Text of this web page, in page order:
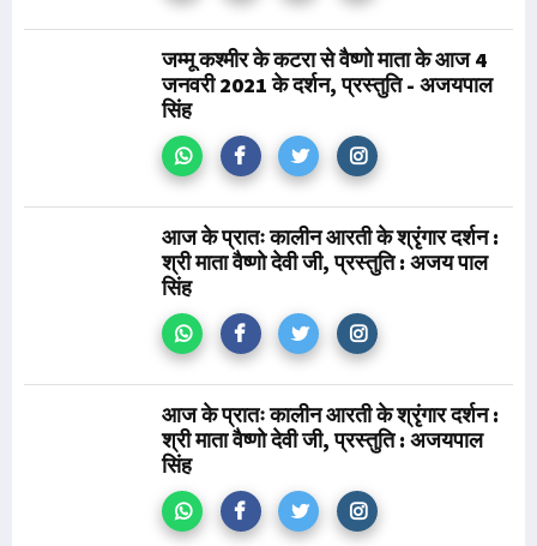
जम्मू कश्मीर के कटरा से वैष्णो माता के आज 4
जनवरी 2021 के दर्शन, प्रस्तुति - अजयपाल
सिंह
आज के प्रातः कालीन आरती के श्रृंगार दर्शन :
श्री माता वैष्णो देवी जी, प्रस्तुति : अजय पाल
सिंह
आज के प्रातः कालीन आरती के श्रृंगार दर्शन :
श्री माता वैष्णो देवी जी, प्रस्तुति : अजयपाल
सिंह